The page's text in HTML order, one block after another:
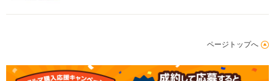
ページトップへ